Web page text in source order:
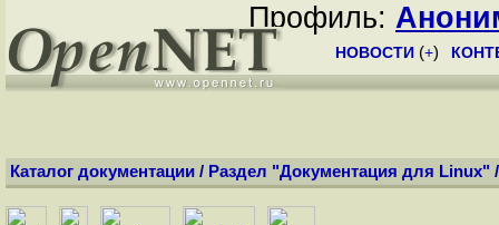
Профиль:
НОВОСТИ (+)
Каталог документации / Раздел "Документация для Linux"